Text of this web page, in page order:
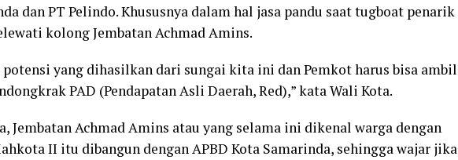
dan PT Pelindo. Khususnya dalam hal jasa pandu saat tugboat penarik
kolong Jembatan Achmad Amins.
potensi yang dihasilkan dari sungai kita ini dan Pemkot harus bisa ambil
PAD (Pendapatan Asli Daerah, Red),” kata Wali Kota.
Jembatan Achmad Amins atau yang selama ini dikenal warga dengan
II itu dibangun dengan APBD Kota Samarinda, sehingga wajar jika